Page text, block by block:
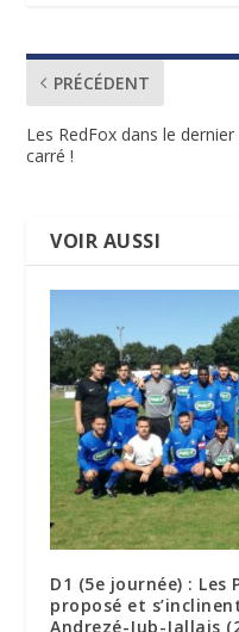
PRÉCÉDENT
Les RedFox dans le dernier
carré !
VOIR AUSSI
D1 (5e journée) : Les
proposé et
Andrezé-Jub-Jallais